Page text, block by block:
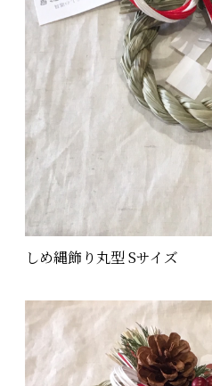
しめ縄飾り丸型 Sサイズ